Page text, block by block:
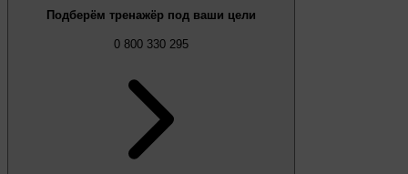
Подберём тренажёр под ваши цели
0 800 330 295